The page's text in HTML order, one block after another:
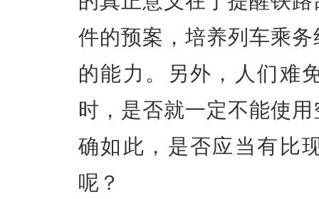
件的预案，培养列车乘
的能力。另外，人们难
时，是否就一定不能使
确如此，是否应当有比
呢？